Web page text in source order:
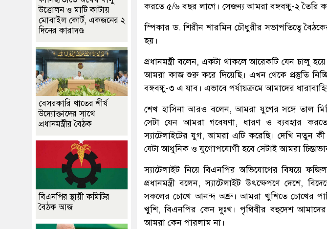
করতে ৫/৬ বছর লাগে। সেজন্য আমরা বঙ্গবন্ধু-২ তৈরি
স্পিকার ড. শিরীন শারমিন চৌধুরীর সভাপতিত্বে বৈঠকের
হয়।
প্রধানমন্ত্রী বলেন, একটা থাকলে আরেকটি যেন চালু
আমরা কাজ শুরু করে দিয়েছি। এখন থেকে প্রস্তুতি
বঙ্গবন্ধু-৩ এ যাব। এভাবে পর্যায়ক্রমে আমাদের
শেখ হাসিনা আরও বলেন, আমরা যুগের সঙ্গে তাল
সেটা যেন আমরা গবেষণা, ধারণ ও ব্যবহার
স্যাটেলাইটের যুগ, আমরা এটি করেছি। দেখি নতুন
যেটা আধুনিক ও যুগোপযোগী হবে সেটাই আমরা
স্যাটেলাইট নিয়ে বিএনপির অভিযোগের বিষয়ে
প্রধানমন্ত্রী বলেন, স্যাটেলাইট উৎক্ষেপণে দেশে,
সকলের চোখে আনন্দ অশ্রু। আমরা খুশিতে চোখের
খুশি, বিএনপির কেন দুঃখ। পৃথিবীর বহুদেশ আমাদের
আমরা কেন পারলাম না।
উত্তোলন ও মাটি কাটায়
মোবাইল কোর্ট, একজনের ২
দিনের কারাদণ্ড
বেসরকারি খাতের শীর্ষ
উদ্যোক্তাদের সাথে
প্রধানমন্ত্রীর বৈঠক
বিএনপির স্থায়ী কমিটির
বৈঠক আজ